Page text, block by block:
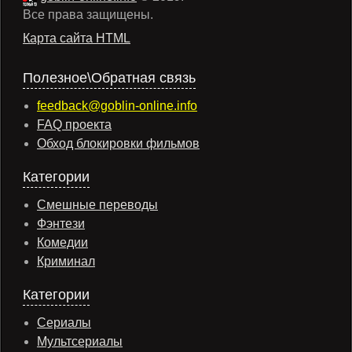
Все права защищены.
Карта сайта HTML
Полезное\Обратная связь
feedback@goblin-online.info
FAQ проекта
Обход блокировки фильмов
Категории
Смешные переводы
Фэнтези
Комедии
Криминал
Категории
Сериалы
Мультсериалы